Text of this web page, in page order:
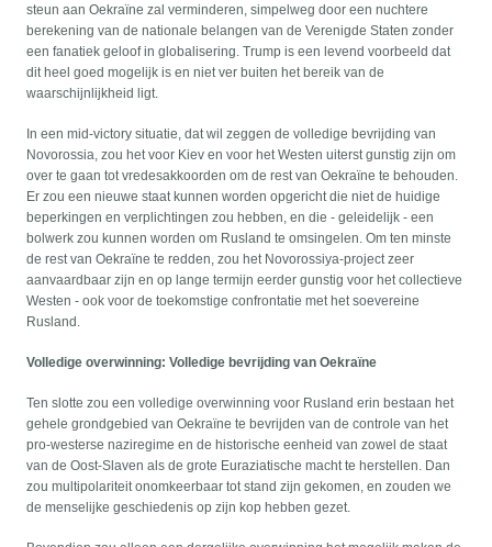
steun aan Oekraïne zal verminderen, simpelweg door een nuchtere
berekening van de nationale belangen van de Verenigde Staten zonder
een fanatiek geloof in globalisering. Trump is een levend voorbeeld dat
dit heel goed mogelijk is en niet ver buiten het bereik van de
waarschijnlijkheid ligt.
In een mid-victory situatie, dat wil zeggen de volledige bevrijding van
Novorossia, zou het voor Kiev en voor het Westen uiterst gunstig zijn om
over te gaan tot vredesakkoorden om de rest van Oekraïne te behouden.
Er zou een nieuwe staat kunnen worden opgericht die niet de huidige
beperkingen en verplichtingen zou hebben, en die - geleidelijk - een
bolwerk zou kunnen worden om Rusland te omsingelen. Om ten minste
de rest van Oekraïne te redden, zou het Novorossiya-project zeer
aanvaardbaar zijn en op lange termijn eerder gunstig voor het collectieve
Westen - ook voor de toekomstige confrontatie met het soevereine
Rusland.
Volledige overwinning: Volledige bevrijding van Oekraïne
Ten slotte zou een volledige overwinning voor Rusland erin bestaan het
gehele grondgebied van Oekraïne te bevrijden van de controle van het
pro-westerse naziregime en de historische eenheid van zowel de staat
van de Oost-Slaven als de grote Euraziatische macht te herstellen. Dan
zou multipolariteit onomkeerbaar tot stand zijn gekomen, en zouden we
de menselijke geschiedenis op zijn kop hebben gezet.